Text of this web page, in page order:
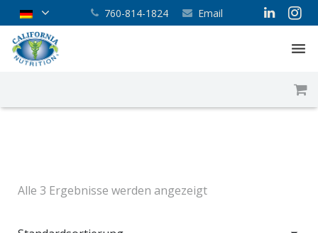
760-814-1824 Email
Shop
Alle 3 Ergebnisse werden angezeigt